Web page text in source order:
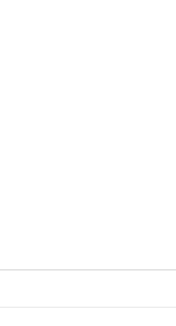
chất nhầy trong
rệp, gián và